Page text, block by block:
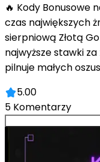
🔥 Kody Bonusowe
czas największych
sierpniową Złotą
najwyższe stawki
pilnuje małych
5.00
5 Komentarzy